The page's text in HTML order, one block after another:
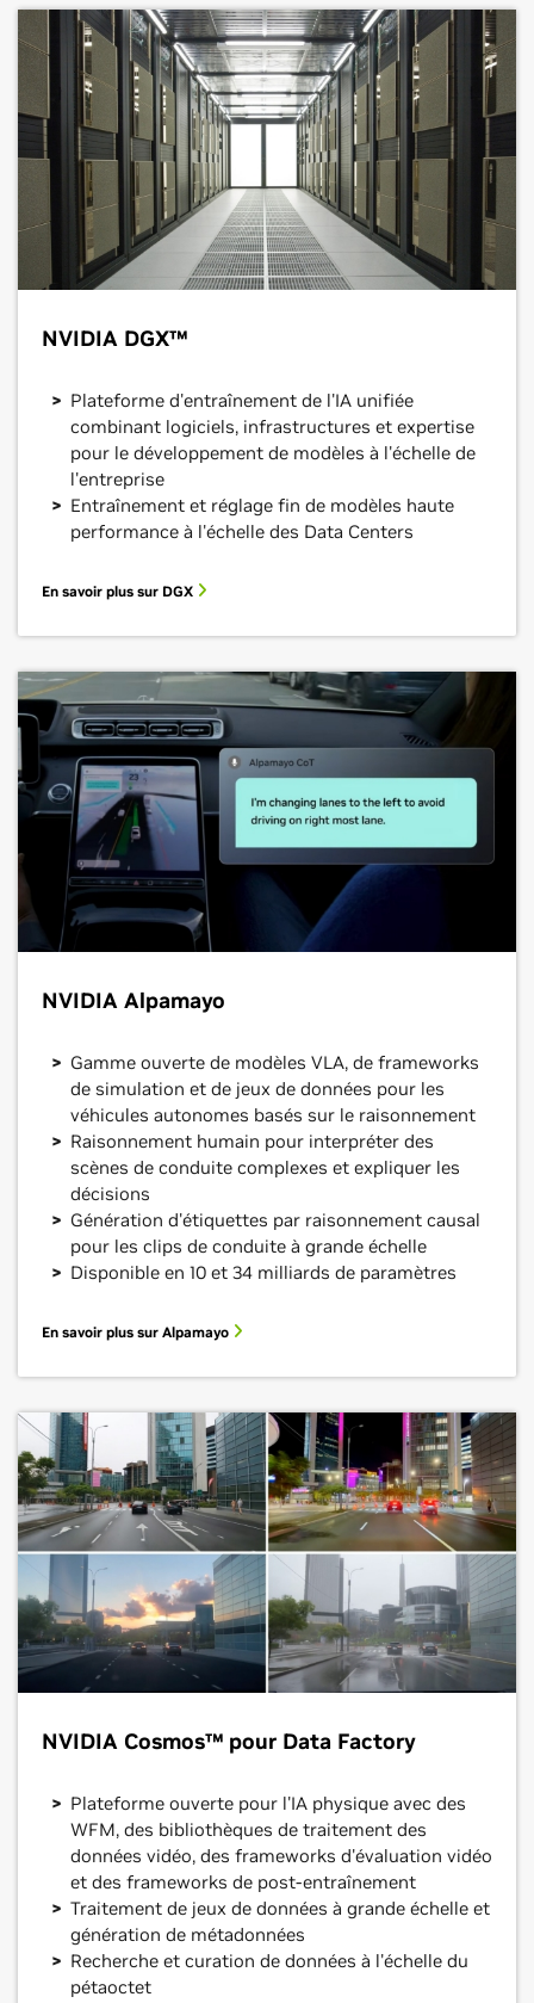
NVIDIA DGX™
Plateforme d'entraînement de l'IA unifiée
combinant logiciels, infrastructures et expertise
pour le développement de modèles à l'échelle de
l'entreprise
Entraînement et réglage fin de modèles haute
performance à l'échelle des Data Centers
En savoir plus sur DGX
NVIDIA Alpamayo
Gamme ouverte de modèles VLA, de frameworks
de simulation et de jeux de données pour les
véhicules autonomes basés sur le raisonnement
Raisonnement humain pour interpréter des
scènes de conduite complexes et expliquer les
décisions
Génération d'étiquettes par raisonnement causal
pour les clips de conduite à grande échelle
Disponible en 10 et 34 milliards de paramètres
En savoir plus sur Alpamayo
NVIDIA Cosmos™ pour Data Factory
Plateforme ouverte pour l'IA physique avec des
WFM, des bibliothèques de traitement des
données vidéo, des frameworks d'évaluation vidéo
et des frameworks de post-entraînement
Traitement de jeux de données à grande échelle et
génération de métadonnées
Recherche et curation de données à l'échelle du
pétaoctet